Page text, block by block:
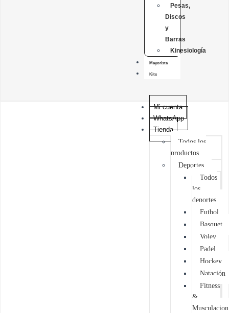
Pesas,
Discos
y
Barras
Kinesiología
Mayorista
Kits
Mi cuenta
WhatsApp
Tienda
Todos los
productos
Deportes
Todos
los
deportes
Futbol
Basquet
Voley
Padel
Hockey
Natación
Fitness
&
Musculacion